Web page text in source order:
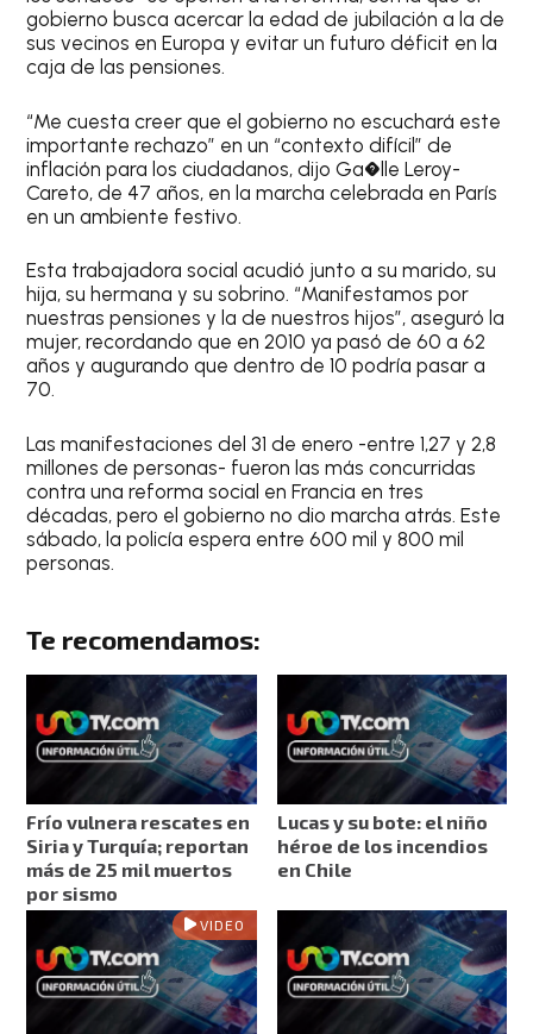
gobierno busca acercar la edad de jubilación a la de
sus vecinos en Europa y evitar un futuro déficit en la
caja de las pensiones.
“Me cuesta creer que el gobierno no escuchará este
importante rechazo” en un “contexto difícil” de
inflación para los ciudadanos, dijo Ga�lle Leroy-
Careto, de 47 años, en la marcha celebrada en París
en un ambiente festivo.
Esta trabajadora social acudió junto a su marido, su
hija, su hermana y su sobrino. “Manifestamos por
nuestras pensiones y la de nuestros hijos”, aseguró la
mujer, recordando que en 2010 ya pasó de 60 a 62
años y augurando que dentro de 10 podría pasar a
70.
Las manifestaciones del 31 de enero -entre 1,27 y 2,8
millones de personas- fueron las más concurridas
contra una reforma social en Francia en tres
décadas, pero el gobierno no dio marcha atrás. Este
sábado, la policía espera entre 600 mil y 800 mil
personas.
Te recomendamos:
Frío vulnera rescates en
Siria y Turquía; reportan
más de 25 mil muertos
por sismo
Lucas y su bote: el niño
héroe de los incendios
en Chile
VIDEO